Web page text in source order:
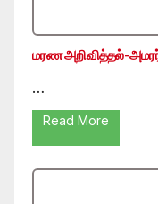
மரண அறிவித்தல்-அமரர்
…
Read More